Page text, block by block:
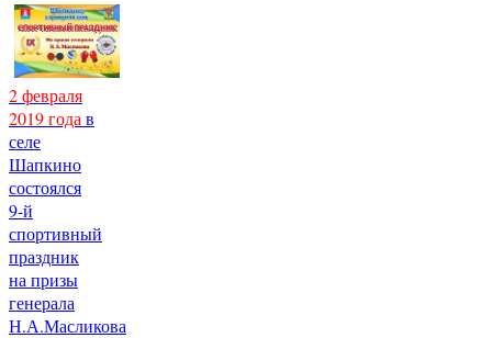
2 февраля
2019 года в
селе
Шапкино
состоялся
9-й
спортивный
праздник
на призы
генерала
Н.А.Масликова